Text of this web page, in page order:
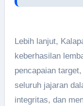
Lebih lanjut,
keberhasilan
pencapaian
seluruh jajaran
integritas, dan